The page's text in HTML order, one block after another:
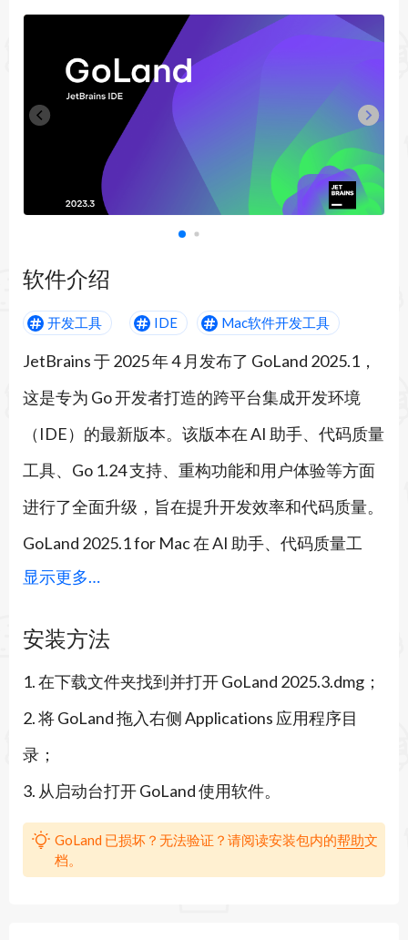
软件介绍
开发工具 IDE Mac软件开发工具
JetBrains 于 2025 年 4 月发布了 GoLand 2025.1，
这是专为 Go 开发者打造的跨平台集成开发环境
（IDE）的最新版本。该版本在 AI 助手、代码质量
工具、Go 1.24 支持、重构功能和用户体验等方面
进行了全面升级，旨在提升开发效率和代码质量。
GoLand 2025.1 for Mac 在 AI 助手、代码质量工
具、Go 1.24 支持、重构功能和用户体验等方面进
能的开发环境。
GoLand 2025.1 for Mac 功能亮点：
JetBrains AI 助手集成
GoLand 2025.1 引入了 JetBrains AI 助手，提供以
下功能：
智能代码补全：基于上下文的代码建议，提升编码
效率。
显示更多…
安装方法
1. 在下载文件夹找到并打开 GoLand 2025.3.dmg；
2. 将 GoLand 拖入右侧 Applications 应用程序目
录；
3. 从启动台打开 GoLand 使用软件。
GoLand 已损坏？无法验证？请阅读安装包内的帮助文
档。